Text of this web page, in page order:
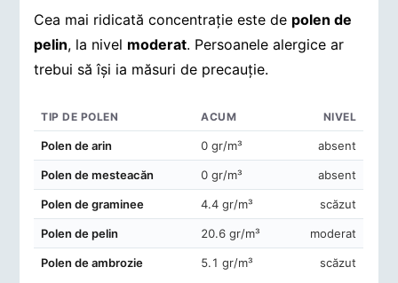
Cea mai ridicată concentrație este de polen de
pelin, la nivel moderat. Persoanele alergice ar
trebui să își ia măsuri de precauție.
Concentrații de polen în aerul din Cărbuneşti
TIP DE POLEN ACUM NIVEL
Polen de arin 0 gr/m³ absent
Polen de mesteacăn 0 gr/m³ absent
Polen de graminee 4.4 gr/m³ scăzut
Polen de pelin 20.6 gr/m³ moderat
Polen de ambrozie 5.1 gr/m³ scăzut